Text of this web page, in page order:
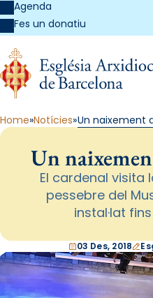
Agenda
Fes un donatiu
Home Notícies Un naixement
Un
El cardenal visita
pessebre del
instal·lat
03 Des, 2018